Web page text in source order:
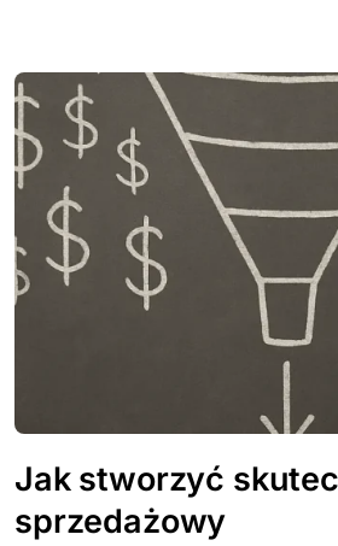
Jak stworzyć
sprzedażowy